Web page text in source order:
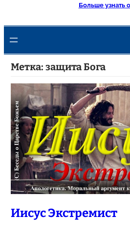
Больше узнать
Метка: защита Бога
Иисус Экстремист